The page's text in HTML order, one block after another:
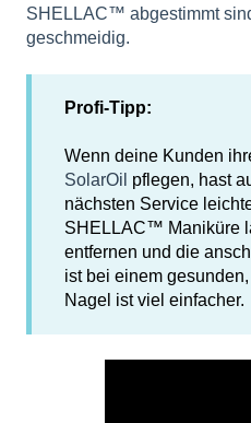
SHELLAC™ abgestimmt
geschmeidig.
Profi-Tipp:
Wenn deine Kunden
SolarOil pflegen, hast
nächsten Service
SHELLAC™ Maniküre
entfernen und die
ist bei einem
Nagel ist viel einfacher.